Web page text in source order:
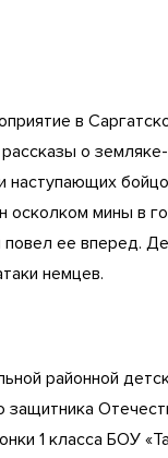
в
о
наступающих
осколком мины в
ее вперед.
немцев.
районной
1 класса БОУ